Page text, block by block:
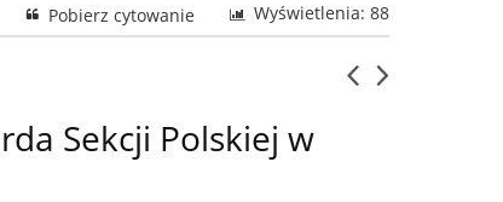
Wyświetlenia: 88
Pobierz cytowanie
Sekcji Polskiej w